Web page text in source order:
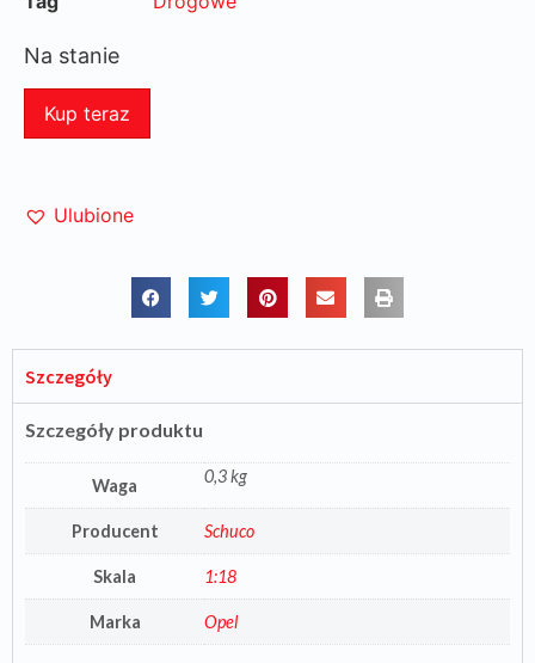
Na stanie
Kup teraz
Ulubione
Szczegóły
Szczegóły produktu
Waga 0,3 kg
Producent Schuco
Skala 1:18
Marka Opel